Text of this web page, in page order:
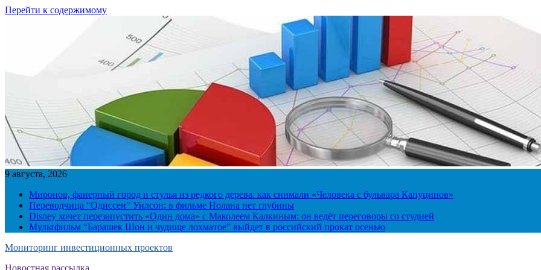
Перейти к содержимому
9 августа, 2026
Миронов, фанерный город и стулья из редкого дерева: как снимали «Человека с бульвара Капуцинов»
Переводчица “Одиссеи” Уилсон: в фильме Нолана нет глубины
Disney хочет перезапустить «Один дома» с Маколеем Калкиным: он ведёт переговоры со студией
Мультфильм “Барашек Шон и чудище лохматое” выйдет в российский прокат осенью
Мониторинг инвестиционных проектов
Новостная рассылка